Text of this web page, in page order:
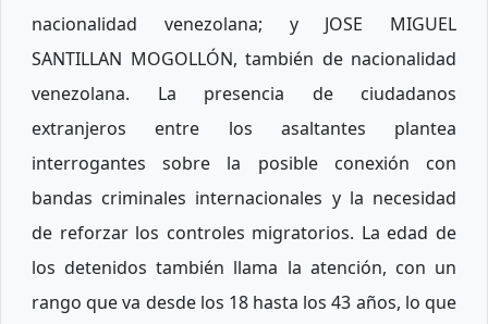
nacionalidad venezolana; y JOSE MIGUEL
SANTILLAN MOGOLLÓN, también de nacionalidad
venezolana. La presencia de ciudadanos
extranjeros entre los asaltantes plantea
interrogantes sobre la posible conexión con
bandas criminales internacionales y la necesidad
de reforzar los controles migratorios. La edad de
los detenidos también llama la atención, con un
rango que va desde los 18 hasta los 43 años, lo que